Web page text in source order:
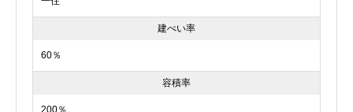
建ぺい率
60％
容積率
200％